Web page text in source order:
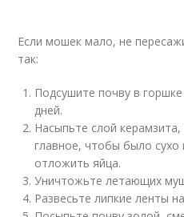
Если мошек мало, не
так:
Подсушите почву в
дней.
Насыпьте слой
главное, чтобы было
отложить яйца.
Уничтожьте летающих
Развесьте липкие ленты